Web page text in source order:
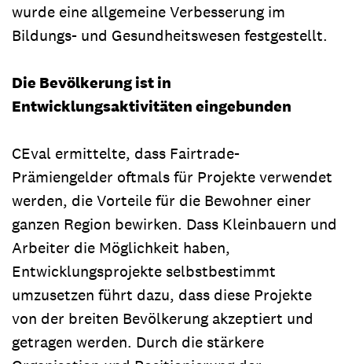
wurde eine allgemeine Verbesserung im
Bildungs- und Gesundheitswesen festgestellt.
Die Bevölkerung ist in
Entwicklungsaktivitäten eingebunden
CEval ermittelte, dass Fairtrade-
Prämiengelder oftmals für Projekte verwendet
werden, die Vorteile für die Bewohner einer
ganzen Region bewirken. Dass Kleinbauern und
Arbeiter die Möglichkeit haben,
Entwicklungsprojekte selbstbestimmt
umzusetzen führt dazu, dass diese Projekte
von der breiten Bevölkerung akzeptiert und
getragen werden. Durch die stärkere